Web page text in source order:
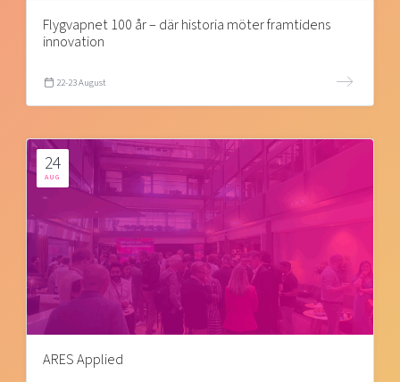
Flygvapnet 100 år – där historia möter framtidens
innovation
22-23 August
24
AUG
ARES Applied